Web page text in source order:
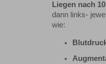
Liegen nach
dann links-
wie: